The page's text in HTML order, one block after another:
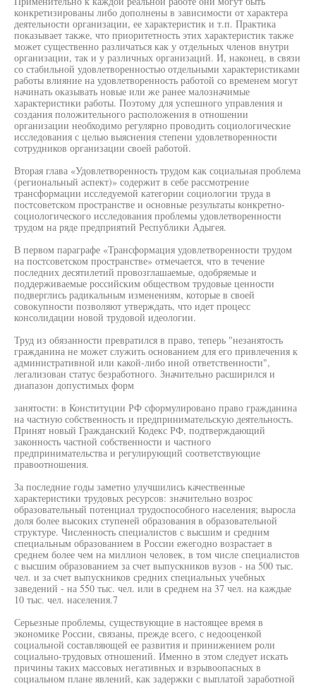
конкретизированы либо дополнены в зависимости от характера
деятельности организации, ее характеристик и т.п. Практика
показывает также, что приоритетность этих характеристик также
может существенно различаться как у отдельных членов внутри
организации, так и у различных организаций. И, наконец, в связи
со стабильной удовлетворенностью отдельными характеристиками
работы влияние на удовлетворенность работой со временем могут
начинать оказывать новые или же ранее малозначимые
характеристики работы. Поэтому для успешного управления и
создания положительного расположения в отношении
организации необходимо регулярно проводить социологические
исследования с целью выяснения степени удовлетворенности
сотрудников организации своей работой.
Вторая глава «Удовлетворенность трудом как социальная проблема
(региональный аспект)» содержит в себе рассмотрение
трансформации исследуемой категории социологии труда в
постсоветском пространстве и основные результаты конкретно-
социологического исследования проблемы удовлетворенности
трудом на ряде предприятий Республики Адыгея.
В первом параграфе «Трансформация удовлетворенности трудом
на постсоветском пространстве» отмечается, что в течение
последних десятилетий провозглашаемые, одобряемые и
поддерживаемые российским обществом трудовые ценности
подверглись радикальным изменениям, которые в своей
совокупности позволяют утверждать, что идет процесс
консолидации новой трудовой идеологии.
Труд из обязанности превратился в право, теперь "незанятость
гражданина не может служить основанием для его привлечения к
административной или какой-либо иной ответственности",
легализован статус безработного. Значительно расширился и
диапазон допустимых форм
занятости: в Конституции РФ сформулировано право гражданина
на частную собственность и предпринимательскую деятельность.
Принят новый Гражданский Кодекс РФ, подтверждающий
законность частной собственности и частного
предпринимательства и регулирующий соответствующие
правоотношения.
За последние годы заметно улучшились качественные
характеристики трудовых ресурсов: значительно возрос
образовательный потенциал трудоспособного населения; выросла
доля более высоких ступеней образования в образовательной
структуре. Численность специалистов с высшим и средним
специальным образованием в России ежегодно возрастает в
среднем более чем на миллион человек, в том числе специалистов
с высшим образованием за счет выпускников вузов - на 500 тыс.
чел. и за счет выпускников средних специальных учебных
заведений - на 550 тыс. чел. или в среднем на 37 чел. на каждые
10 тыс. чел. населения.7
Серьезные проблемы, существующие в настоящее время в
экономике России, связаны, прежде всего, с недооценкой
социальной составляющей ее развития и принижением роли
социально-трудовых отношений. Именно в этом следует искать
причины таких массовых негативных и взрывоопасных в
социальном плане явлений, как задержки с выплатой заработной